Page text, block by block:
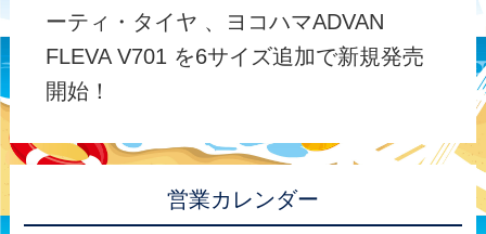
ーティ・タイヤ 、ヨコハマADVAN
FLEVA V701 を6サイズ追加で新規発売
開始！
営業カレンダー